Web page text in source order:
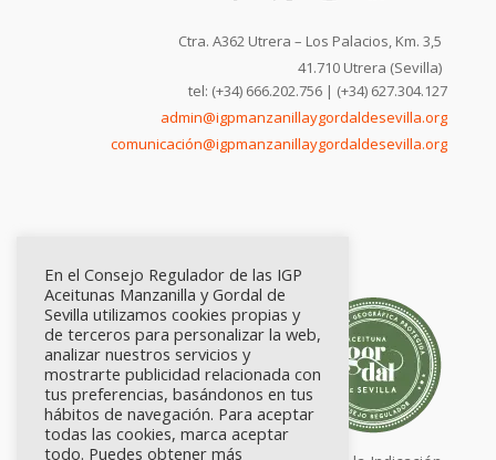
Ctra. A362 Utrera – Los Palacios, Km. 3,5
41.710 Utrera (Sevilla)
tel: (+34) 666.202.756 | (+34) 627.304.127
admin@igpmanzanillaygordaldesevilla.org
comunicación@igpmanzanillaygordaldesevilla.org
En el Consejo Regulador de las IGP
Aceitunas Manzanilla y Gordal de
Sevilla utilizamos cookies propias y
de terceros para personalizar la web,
analizar nuestros servicios y
mostrarte publicidad relacionada con
tus preferencias, basándonos en tus
hábitos de navegación. Para aceptar
todas las cookies, marca aceptar
todo. Puedes obtener más